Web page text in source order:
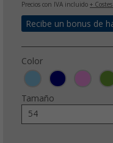
Precios con IVA incluido +
Recibe un bonus de
Color
Tamaño
54